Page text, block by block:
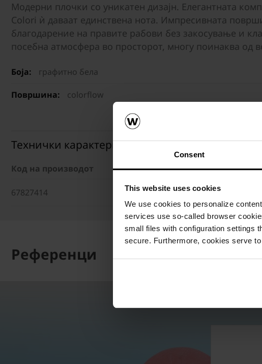
Consent
This website uses cookies
We use cookies to personalize
services use so-called browser
small files with configuration settings
secure. Furthermore, cookies serve
Модерни плочки со уникатен дизајн. Елегантната
Colori ѝ даваат единствена нота. Импресивната
благодарение на правите рабови без закосување и
посебна атмосфера во просторот, многу поинаква од
Боја: графитно бела
Површина: colorflow
Технички карактеристики
Код на производот Димензии (ДxШxВ)
67827414 60 x 30 x 5 cm
Референци